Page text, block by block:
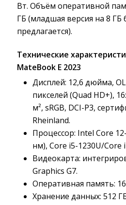
Вт. Объём оперативной
ГБ (младшая версия на 8 ГБ
предлагается).
Технические
MateBook E 2023
Дисплей: 12,6 дюйма,
пикселей (Quad HD+),
м², sRGB, DCI-P3,
Rheinland.
Процессор: Intel Core
нм), Core i5-1230U/Core
Видеокарта:
Graphics G7.
Оперативная память:
Хранение данных: 512